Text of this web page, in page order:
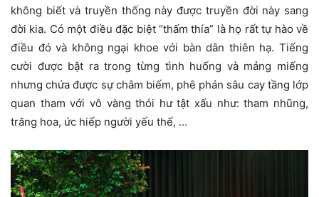
không biết và truyền thống này được truyền đời này sang
đời kia. Có một điều đặc biệt “thấm thía” là họ rất tự hào về
điều đó và không ngại khoe với bàn dân thiên hạ. Tiếng
cười được bật ra trong từng tình huống và mảng miếng
nhưng chứa được sự châm biếm, phê phán sâu cay tầng lớp
quan tham với vô vàng thói hư tật xấu như: tham nhũng,
trăng hoa, ức hiếp người yếu thế, …